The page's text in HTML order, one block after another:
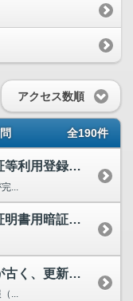
アクセス数順
全190件
既にマイナンバーカードでの保険証等利用登録は完了していますが、就職や転職、退職等により、健康保...
...
マイナンバーカードの署名用電子証明書用暗証番号（英数字6～16文字）を忘れてしまいました。どう...
保険変更をしましたが、登録情報が古く、更新されていません。どうすればよいですか。
...